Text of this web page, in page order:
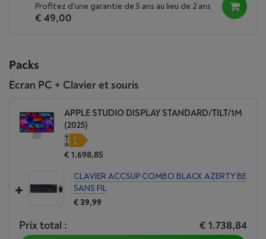
Profitez d'une garantie de 5 ans au lieu de 2 ans
€ 49,00
Packs
Écran PC + Clavier et souris
APPLE STUDIO DISPLAY STANDARD/TILT/1M
(2025)
€ 1.698,85
CLAVIER ACCSUP COMBO BLACK AZERTY BE
SANS FIL
€ 39,99
Prix total : € 1.738,84